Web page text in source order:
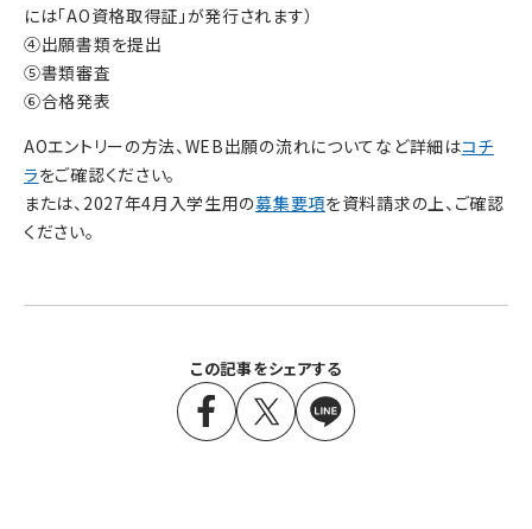
この記事をシェアする
には「AO資格取得証」が発行されます）
④出願書類を提出
⑤書類審査
⑥合格発表
AOエントリーの方法、WEB出願の流れについてなど詳細はコチ
ラをご確認ください。
または、2027年4月入学生用の募集要項を資料請求の上、ご確認
ください。